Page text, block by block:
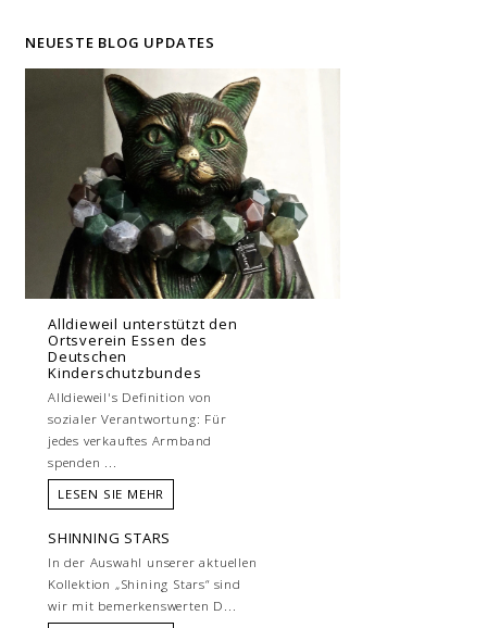
NEUESTE BLOG UPDATES
Alldieweil unterstützt den
Ortsverein Essen des
Deutschen
Kinderschutzbundes
Alldieweil's Definition von
sozialer Verantwortung: Für
jedes verkauftes Armband
spenden ...
LESEN SIE MEHR
SHINNING STARS
In der Auswahl unserer aktuellen
Kollektion „Shining Stars“ sind
wir mit bemerkenswerten D...